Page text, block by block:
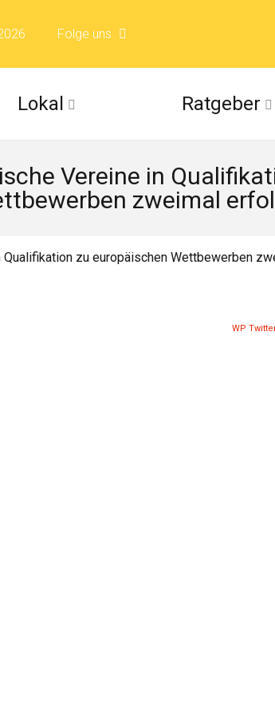
Folge uns
Folge uns auf Flickr
Folge uns auf Issuu
Lokal Ratgeber
Vereine in
zweimal
Qualifikation zu europäischen Wettbewerben
WP